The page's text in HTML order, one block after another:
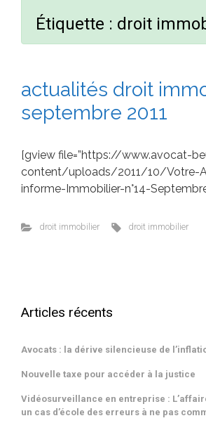
Étiquette : droit
actualités droit
septembre 2011
[gview file=”https://www.avocat-
content/uploads/2011/10/Votre-
informe-Immobilier-n°14-
droit immobilier droit immobilier
Articles récents
Avocats : la dérive silencieuse de
Nouvelle taxe pour accéder à la justice
Vidéosurveillance en entreprise :
un cas d’école des erreurs à ne pas